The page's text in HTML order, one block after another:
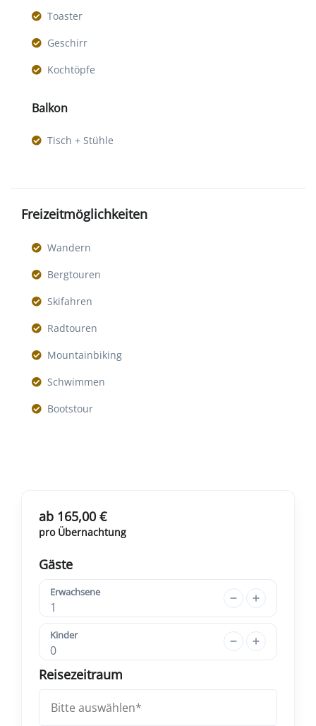
Toaster
Geschirr
Kochtöpfe
Balkon
Tisch + Stühle
Freizeitmöglichkeiten
Wandern
Bergtouren
Skifahren
Radtouren
Mountainbiking
Schwimmen
Bootstour
ab 165,00 €
pro Übernachtung
Gäste
Erwachsene
1
Kinder
0
Reisezeitraum